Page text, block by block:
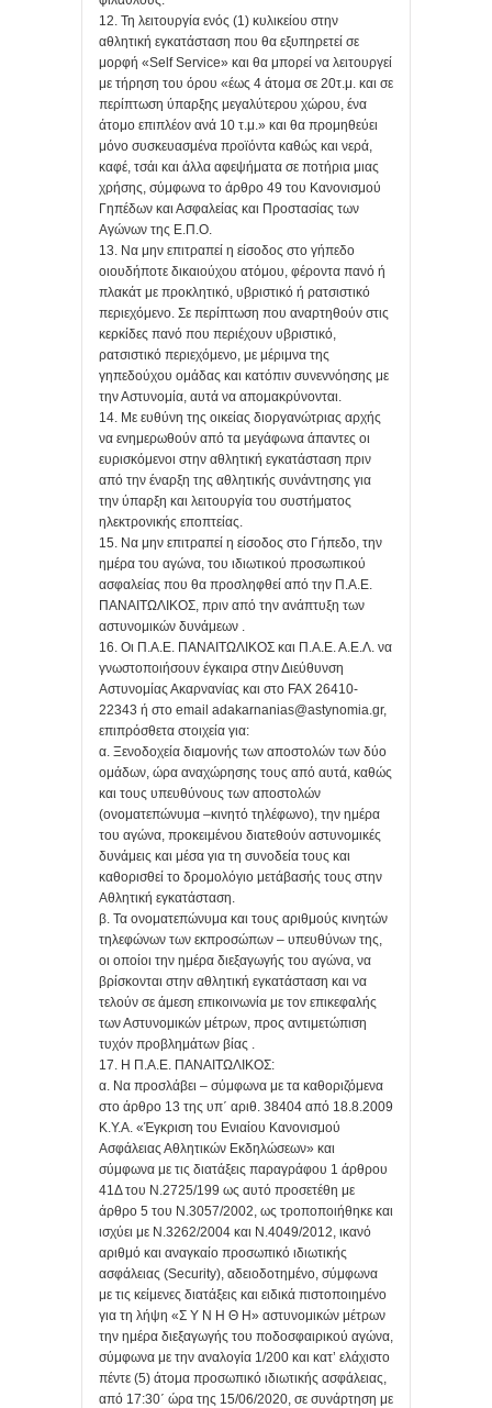
12. Τη λειτουργία ενός (1) κυλικείου στην
αθλητική εγκατάσταση που θα εξυπηρετεί σε
μορφή «Self Service» και θα μπορεί να λειτουργεί
με τήρηση του όρου «έως 4 άτομα σε 20τ.μ. και σε
περίπτωση ύπαρξης μεγαλύτερου χώρου, ένα
άτομο επιπλέον ανά 10 τ.μ.» και θα προμηθεύει
μόνο συσκευασμένα προϊόντα καθώς και νερά,
καφέ, τσάι και άλλα αφεψήματα σε ποτήρια μιας
χρήσης, σύμφωνα το άρθρο 49 του Κανονισμού
Γηπέδων και Ασφαλείας και Προστασίας των
Αγώνων της Ε.Π.Ο.
13. Να μην επιτραπεί η είσοδος στο γήπεδο
οιουδήποτε δικαιούχου ατόμου, φέροντα πανό ή
πλακάτ με προκλητικό, υβριστικό ή ρατσιστικό
περιεχόμενο. Σε περίπτωση που αναρτηθούν στις
κερκίδες πανό που περιέχουν υβριστικό,
ρατσιστικό περιεχόμενο, με μέριμνα της
γηπεδούχου ομάδας και κατόπιν συνεννόησης με
την Αστυνομία, αυτά να απομακρύνονται.
14. Με ευθύνη της οικείας διοργανώτριας αρχής
να ενημερωθούν από τα μεγάφωνα άπαντες οι
ευρισκόμενοι στην αθλητική εγκατάσταση πριν
από την έναρξη της αθλητικής συνάντησης για
την ύπαρξη και λειτουργία του συστήματος
ηλεκτρονικής εποπτείας.
15. Να μην επιτραπεί η είσοδος στο Γήπεδο, την
ημέρα του αγώνα, του ιδιωτικού προσωπικού
ασφαλείας που θα προσληφθεί από την Π.Α.Ε.
ΠΑΝΑΙΤΩΛΙΚΟΣ, πριν από την ανάπτυξη των
αστυνομικών δυνάμεων .
16. Οι Π.Α.Ε. ΠΑΝΑΙΤΩΛΙΚΟΣ και Π.Α.Ε. Α.Ε.Λ. να
γνωστοποιήσουν έγκαιρα στην Διεύθυνση
Αστυνομίας Ακαρνανίας και στο FAX 26410-
22343 ή στο email adakarnanias@astynomia.gr,
επιπρόσθετα στοιχεία για:
α. Ξενοδοχεία διαμονής των αποστολών των δύο
ομάδων, ώρα αναχώρησης τους από αυτά, καθώς
και τους υπευθύνους των αποστολών
(ονοματεπώνυμα –κινητό τηλέφωνο), την ημέρα
του αγώνα, προκειμένου διατεθούν αστυνομικές
δυνάμεις και μέσα για τη συνοδεία τους και
καθορισθεί το δρομολόγιο μετάβασής τους στην
Αθλητική εγκατάσταση.
β. Τα ονοματεπώνυμα και τους αριθμούς κινητών
τηλεφώνων των εκπροσώπων – υπευθύνων της,
οι οποίοι την ημέρα διεξαγωγής του αγώνα, να
βρίσκονται στην αθλητική εγκατάσταση και να
τελούν σε άμεση επικοινωνία με τον επικεφαλής
των Αστυνομικών μέτρων, προς αντιμετώπιση
τυχόν προβλημάτων βίας .
17. Η Π.Α.Ε. ΠΑΝΑΙΤΩΛΙΚΟΣ:
α. Να προσλάβει – σύμφωνα με τα καθοριζόμενα
στο άρθρο 13 της υπ΄ αριθ. 38404 από 18.8.2009
Κ.Υ.Α. «Έγκριση του Ενιαίου Κανονισμού
Ασφάλειας Αθλητικών Εκδηλώσεων» και
σύμφωνα με τις διατάξεις παραγράφου 1 άρθρου
41Δ του Ν.2725/199 ως αυτό προσετέθη με
άρθρο 5 του Ν.3057/2002, ως τροποποιήθηκε και
ισχύει με Ν.3262/2004 και Ν.4049/2012, ικανό
αριθμό και αναγκαίο προσωπικό ιδιωτικής
ασφάλειας (Security), αδειοδοτημένο, σύμφωνα
με τις κείμενες διατάξεις και ειδικά πιστοποιημένο
για τη λήψη «Σ Υ Ν Η Θ Η» αστυνομικών μέτρων
την ημέρα διεξαγωγής του ποδοσφαιρικού αγώνα,
σύμφωνα με την αναλογία 1/200 και κατ’ ελάχιστο
πέντε (5) άτομα προσωπικό ιδιωτικής ασφάλειας,
από 17:30΄ ώρα της 15/06/2020, σε συνάρτηση με